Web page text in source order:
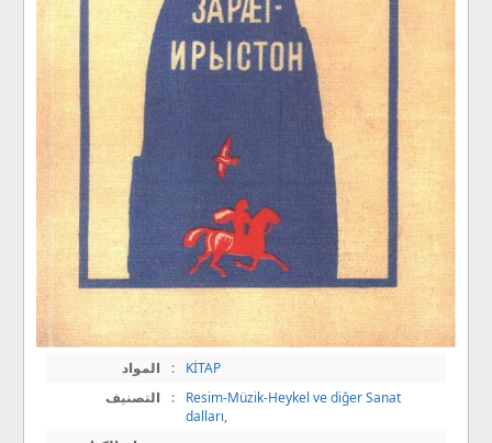
المواد :
KİTAP
التصنيف
:
Resim-Müzik-Heykel ve diğer Sanat
dalları,